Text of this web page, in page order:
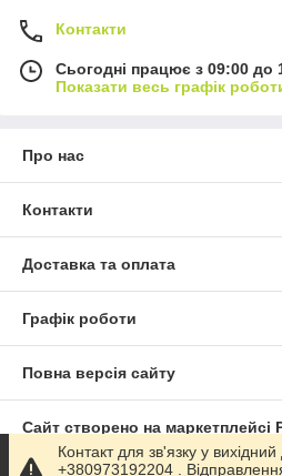
Контакти
Сьогодні працює з 09:00 до
Показати весь графік
Про нас
Контакти
Доставка та оплата
Графік роботи
Повна версія сайту
Сайт створено на маркетплейсі
Контакт для зв'язку у
+380973192204 .